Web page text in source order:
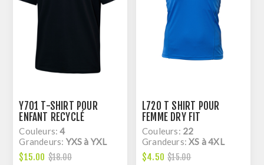
Y701 T-SHIRT POUR
ENFANT RECYCLÉ
Couleurs:4
Grandeurs: YXS à YXL
$15.00 $18.00
L720 T SHIRT POUR
FEMME DRY FIT
Couleurs: 22
Grandeurs:XS à 4XL
$4.50 $15.00